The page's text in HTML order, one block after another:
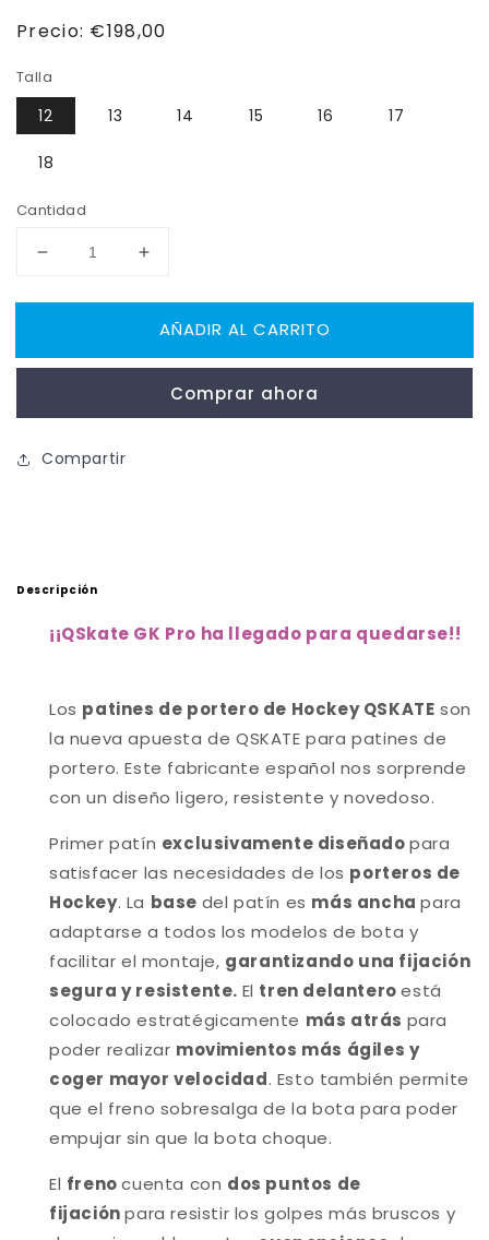
Precio
Precio: €198,00
Talla
12 13 14 15 16 17
18
Cantidad
Reducir
para
GK
Portero
Aumentar
para
QSKATE
GK
Patin
Portero
AÑADIR AL CARRITO
Comprar ahora
Compartir
Descripción
¡¡QSkate GK Pro ha llegado para quedarse!!
Los patines de portero de Hockey QSKATE son
la nueva apuesta de QSKATE para patines de
portero. Este fabricante español nos sorprende
con un diseño ligero, resistente y novedoso.
Primer patín exclusivamente diseñado para
satisfacer las necesidades de los porteros de
Hockey. La base del patín es más ancha para
adaptarse a todos los modelos de bota y
facilitar el montaje, garantizando una fijación
segura y resistente. El tren delantero está
colocado estratégicamente más atrás para
poder realizar movimientos más ágiles y
coger mayor velocidad. Esto también permite
que el freno sobresalga de la bota para poder
empujar sin que la bota choque.
El freno cuenta con dos puntos de
fijación para resistir los golpes más bruscos y